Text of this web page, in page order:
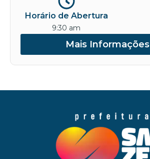
Horário de Abertura
9:30 am
Mais Informações